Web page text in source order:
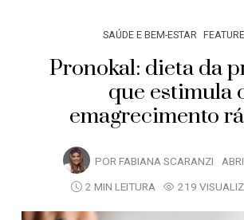
SAÚDE E BEM-ESTAR
Pronokal: dieta da
que estimula
emagrecimento
POR FABIANA SCARANZI
2 MIN LEITURA
219